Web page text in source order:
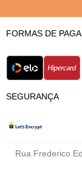
FORMAS DE
SEGURANÇA
Rua Frederico